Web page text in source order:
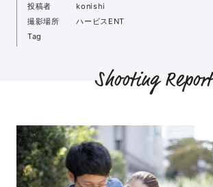
投稿者
konishi
撮影場所
ハービスENT
Tag
Shooting Report